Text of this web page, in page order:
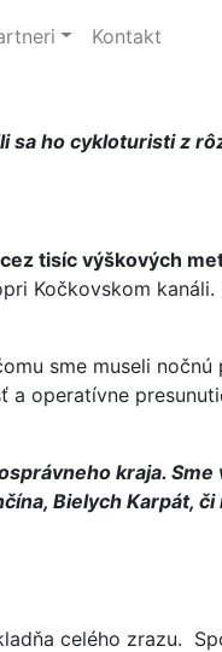
Kontakt
sa ho cykloturisti z
tisíc výškových
Kočkovskom kanáli.
sme museli nočnú
a operatívne
kraja. Sme
Bielych Karpát, či
celého zrazu.